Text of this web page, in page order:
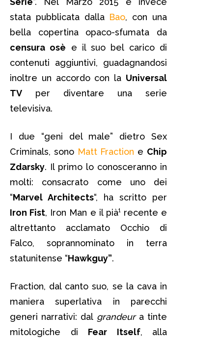
stata pubblicata dalla Bao, con una
bella copertina opaco-sfumata da
censura osè e il suo bel carico di
contenuti aggiuntivi, guadagnandosi
inoltre un accordo con la Universal
TV per diventare una serie
televisiva.
I due “geni del male” dietro Sex
Criminals, sono Matt Fraction e Chip
Zdarsky. Il primo lo conosceranno in
molti: consacrato come uno dei
“Marvel Architects“, ha scritto per
Iron Fist, Iron Man e il pià¹ recente e
altrettanto acclamato Occhio di
Falco, soprannominato in terra
statunitense “Hawkguy”.
Fraction, dal canto suo, se la cava in
maniera superlativa in parecchi
generi narrativi: dal grandeura tinte
mitologiche di Fear Itself, alla